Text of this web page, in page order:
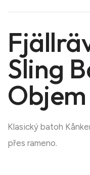
Sling
Klasický batoh
přes rameno.